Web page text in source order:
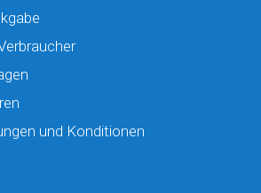
und Konditionen